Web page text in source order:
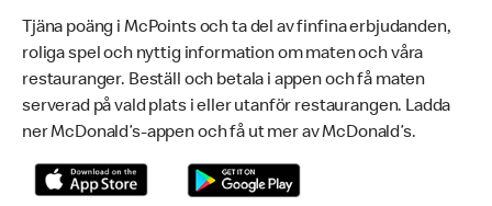
Tjäna poäng i McPoints och ta del av finfina erbjudanden,
roliga spel och nyttig information om maten och våra
restauranger. Beställ och betala i appen och få maten
serverad på vald plats i eller utanför restaurangen. Ladda
ner McDonald’s-appen och få ut mer av McDonald’s.